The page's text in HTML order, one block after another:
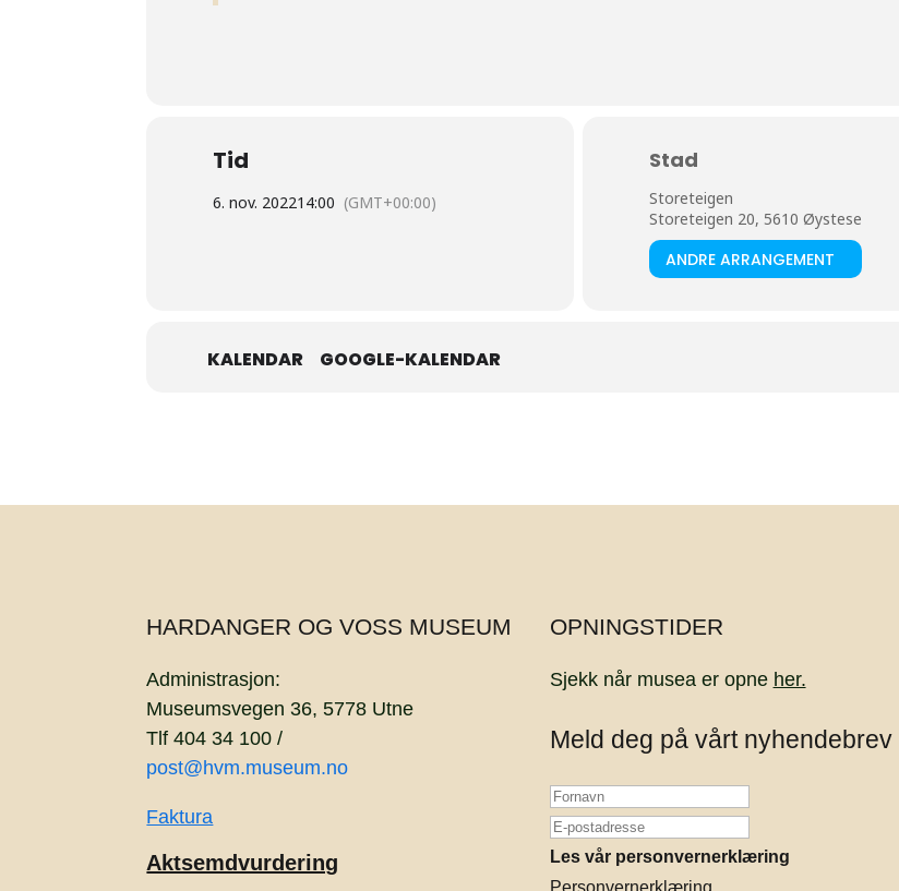
Tid
6. nov. 202214:00 (GMT+00:00)
Stad
Storeteigen
Storeteigen 20, 5610 Øystese
ANDRE ARRANGEMENT
KALENDAR GOOGLE-KALENDAR
HARDANGER OG VOSS MUSEUM
Administrasjon:
Museumsvegen 36, 5778 Utne
Tlf 404 34 100 /
post@hvm.museum.no
Faktura
Aktsemdvurdering
OPNINGSTIDER
Sjekk når musea er opne her.
Meld deg på vårt nyhendebrev
Les vår personvernerklæring